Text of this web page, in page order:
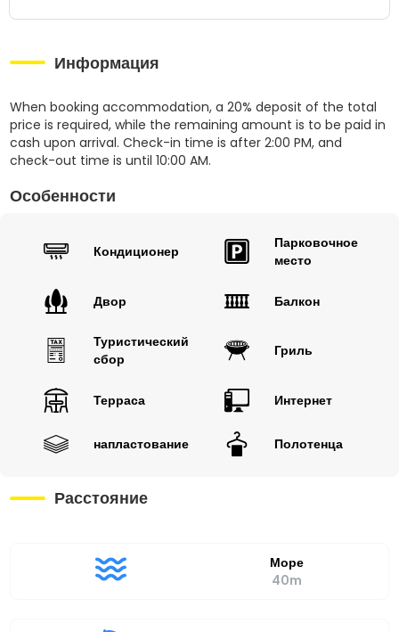
Информация
When booking accommodation, a 20% deposit of the total
price is required, while the remaining amount is to be paid in
cash upon arrival. Check-in time is after 2:00 PM, and
check-out time is until 10:00 AM.
Особенности
Кондиционер
Парковочное
место
Двор Балкон
Туристический
сбор
Гриль
Терраса Интернет
напластование Полотенца
Расстояние
Море
40m